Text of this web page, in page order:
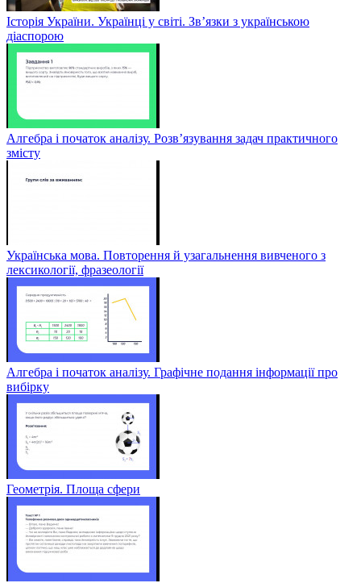
Історія України. Українці у світі. Зв’язки з українською
діаспорою
Алгебра і початок аналізу. Розв’язування задач практичного
змісту
Українська мова. Повторення й узагальнення вивченого з
лексикології, фразеології
Алгебра і початок аналізу. Графічне подання інформації про
вибірку
Геометрія. Площа сфери